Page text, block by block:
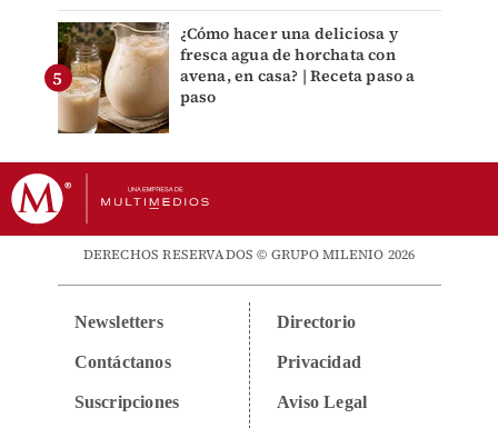
¿Cómo hacer una deliciosa y
fresca agua de horchata con
avena, en casa? | Receta paso a
paso
DERECHOS RESERVADOS © GRUPO MILENIO 2026
Newsletters
Contáctanos
Suscripciones
Directorio
Privacidad
Aviso Legal